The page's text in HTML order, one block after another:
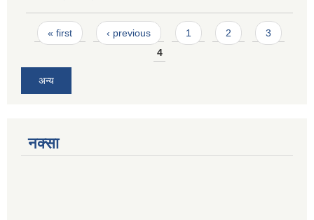
Pages
« first ‹ previous 1 2
3
4
अन्य
नक्सा